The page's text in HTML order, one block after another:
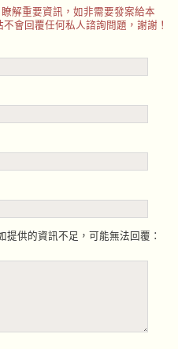
瞭解重要資訊，如非需要發案給本
不會回覆任何私人諮詢問題，謝謝！
供的資訊不足，可能無法回覆：